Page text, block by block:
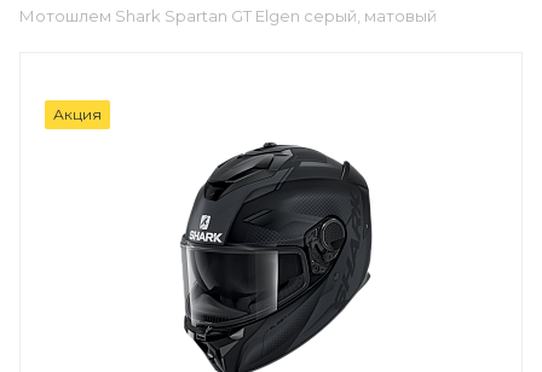
Мотошлем Shark Spartan GT Elgen серый, матовый
Акция